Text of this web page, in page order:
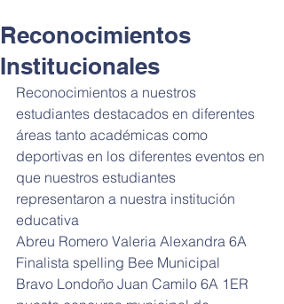
Reconocimientos
Institucionales
Reconocimientos a nuestros
estudiantes destacados en diferentes
áreas tanto académicas como
deportivas en los diferentes eventos en
que nuestros estudiantes
representaron a nuestra institución
educativa
Abreu Romero Valeria Alexandra 6A
Finalista spelling Bee Municipal
Bravo Londoño Juan Camilo 6A 1ER